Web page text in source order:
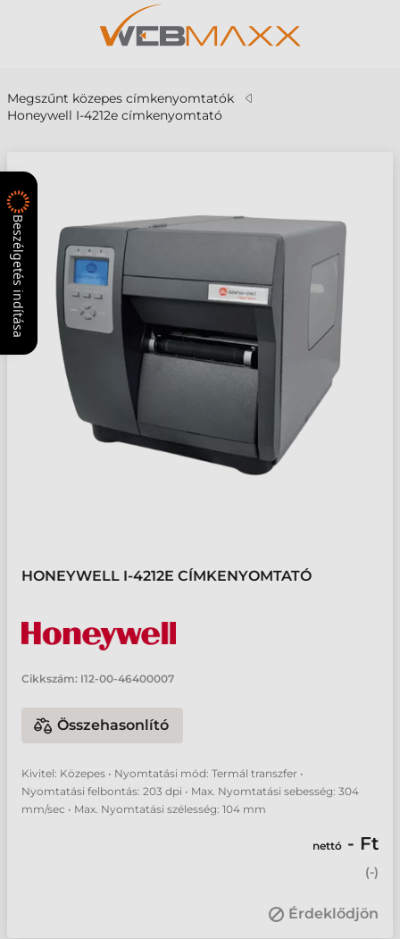
Megszűnt közepes címkenyomtatók
Honeywell I-4212e címkenyomtató
HONEYWELL I-4212E CÍMKENYOMTATÓ
Cikkszám: I12-00-46400007
Összehasonlító
Kivitel: Közepes • Nyomtatási mód: Termál transzfer •
Nyomtatási felbontás: 203 dpi • Max. Nyomtatási sebesség: 304
mm/sec • Max. Nyomtatási szélesség: 104 mm
nettó - Ft
(-)
Érdeklődjön
Beszélgetés indítása